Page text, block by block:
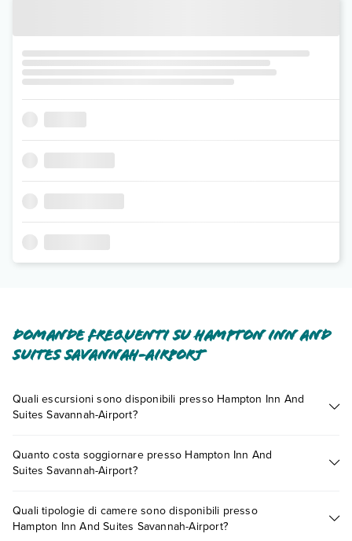
Domande frequenti su Hampton Inn And
Suites Savannah-Airport
Quali escursioni sono disponibili presso Hampton Inn And
Suites Savannah-Airport?
presso Hampton Inn And Suites Savannah-Airport. Scoprile
tutte nellasezione dedicata
Quanto costa soggiornare presso Hampton Inn And
Suites Savannah-Airport?
variare in base a vari fattori (per es. date, condizioni dell'hotel,
ecc). Per consultare i prezzi, compila il motore di ricerca e
Quali tipologie di camere sono disponibili presso
Hampton Inn And Suites Savannah-Airport?